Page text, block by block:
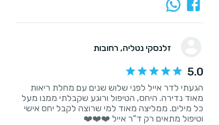
זלנסקי נטליה, רחובות
5.0
הגעתי לדר אייל לפני שלוש שנים עם מחלת ריאות
מאוד נדירה. היחס, הטיפול ורוגע שקבלתי ממנו מעל
כל מילים. ממליצה מאוד למי שרוצה לקבל יחס אישי
וטיפול מתאים רק ד"ר אייל ❤️❤️❤️